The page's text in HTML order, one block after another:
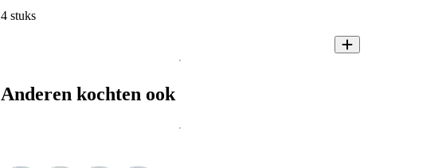
4 stuks
Anderen kochten ook